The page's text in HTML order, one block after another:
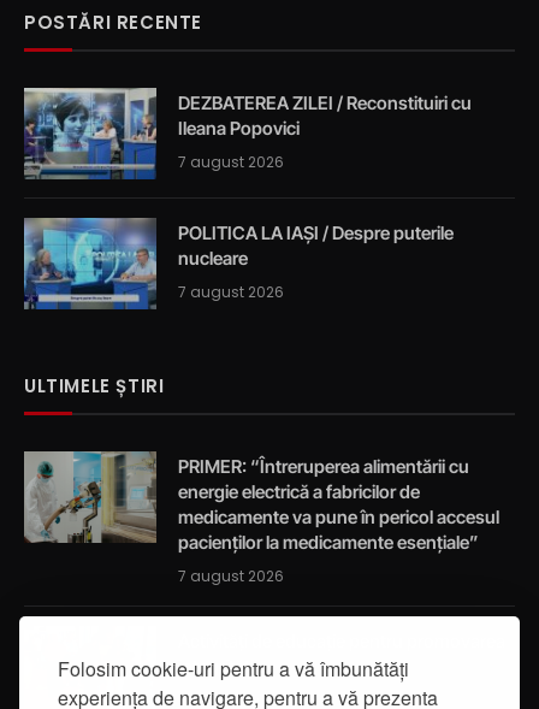
Folosim cookie-uri pentru a vă îmbunătăți
experiența de navigare, pentru a vă prezenta
POSTĂRI RECENTE
DEZBATEREA ZILEI / Reconstituiri cu
Ileana Popovici
7 august 2026
POLITICA LA IAȘI / Despre puterile
nucleare
7 august 2026
ULTIMELE ȘTIRI
PRIMER: “Întreruperea alimentării cu
energie electrică a fabricilor de
medicamente va pune în pericol accesul
pacienților la medicamente esențiale”
7 august 2026
integrității
7 august 2026